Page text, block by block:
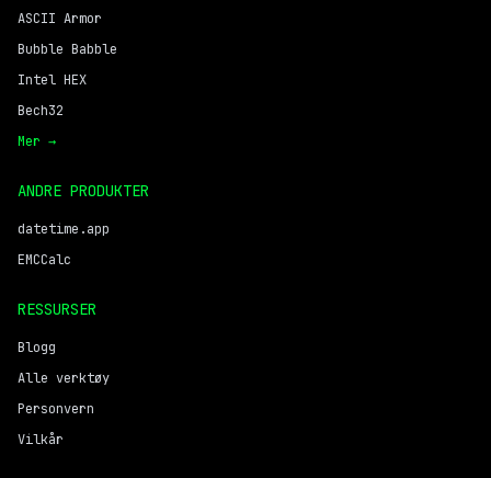
ASCII Armor
Bubble Babble
Intel HEX
Bech32
Mer →
ANDRE PRODUKTER
datetime.app
EMCCalc
RESSURSER
Blogg
Alle verktøy
Personvern
Vilkår